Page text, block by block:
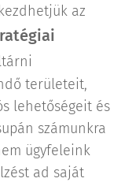
az
területeit,
lehetőségeit és
számunkra
ügyfeleink
ad saját